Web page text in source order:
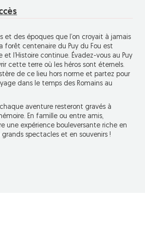
et des époques que l’on croyait à jamais
forêt centenaire du Puy du Fou est
l’Histoire continue. Évadez-vous au Puy
cette terre où les héros sont éternels.
de ce lieu hors norme et partez pour
dans le temps des Romains au
aventure resteront gravés à
En famille ou entre amis,
une expérience bouleversante riche en
spectacles et en souvenirs !